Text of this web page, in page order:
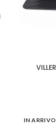
IN ARRIVO